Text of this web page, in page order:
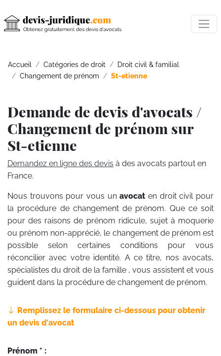
Accueil Catégories de droit
Droit civil & familial
Changement de prénom
St-etienne
Demande de devis d'avocats /
Changement de prénom sur
St-etienne
Demandez en ligne des devis à des avocats partout en
France.
Nous trouvons pour vous unavocaten droit civil pour
la procédure de changement de prénom. Que ce soit
pour des raisons de prénom ridicule, sujet à moquerie
ou prénom non-apprécié, le changement de prénom est
possible selon certaines conditions pour vous
réconcilier avec votre identité. A ce titre, nos avocats,
spécialistes du droit de la famille , vous assistent et vous
guident dans la procédure de changement de prénom.
Remplissez le formulaire ci-dessous pour obtenir
un devis d'avocat
Prénom * :